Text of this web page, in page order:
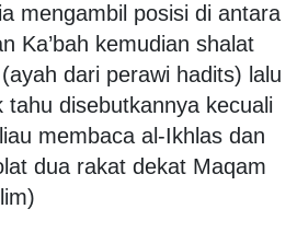
mengambil posisi di antara
Ka’bah kemudian shalat
dari perawi hadits) lalu
tahu disebutkannya kecuali
membaca al-Ikhlas dan
dua rakat dekat Maqam